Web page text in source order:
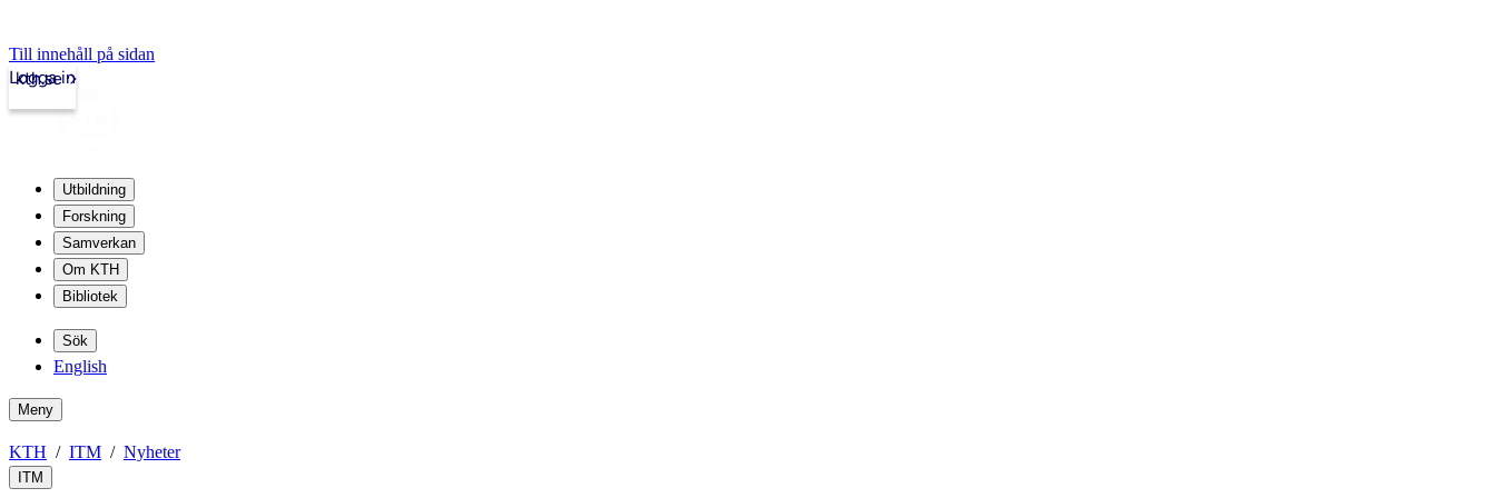
Till innehåll på sidan
kth.se
Logga in
Utbildning
Forskning
Samverkan
Om KTH
Bibliotek
Sök
English
Meny
KTH ITM Nyheter
ITM